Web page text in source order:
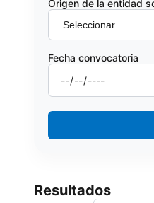
Origen de la entidad
Fecha convocatoria
Resultados